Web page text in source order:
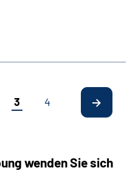
3 4
wenden Sie sich